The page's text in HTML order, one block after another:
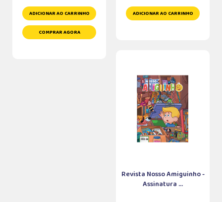
ADICIONAR AO CARRINHO
COMPRAR AGORA
ADICIONAR AO CARRINHO
Revista Nosso Amiguinho -
Assinatura ...